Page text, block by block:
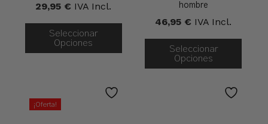
29,95 € IVA Incl.
Seleccionar
Opciones
hombre
46,95 € IVA Incl.
Seleccionar
Opciones
¡Oferta!